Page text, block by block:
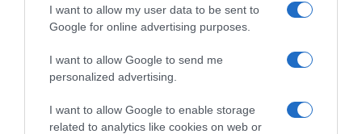
I want to allow my user data to be sent to
Google for online advertising purposes.
I want to allow Google to send me
personalized advertising.
I want to allow Google to enable storage
related to analytics like cookies on web or
Avda. Murcia, 1 30820 Alcantarilla, MurciaCantidad
Neta:
Ingredientes y alérgenos
Chocolate negro* 24% (pasta de cacao, azúcar,
manteca de cacao, emulgente (fosfátidos de
amonio)), copos de cereales integrales 15%